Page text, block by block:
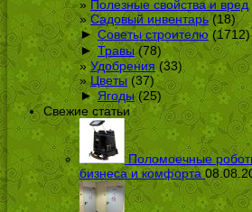
Полезные свойства и вред
Садовый инвентарь(18)
► Советы строителю(1712)
► Травы(78)
Удобрения (33)
Цветы (37)
► Ягоды(25)
Свежие статьи
Поломоечные
бизнеса и комфорта